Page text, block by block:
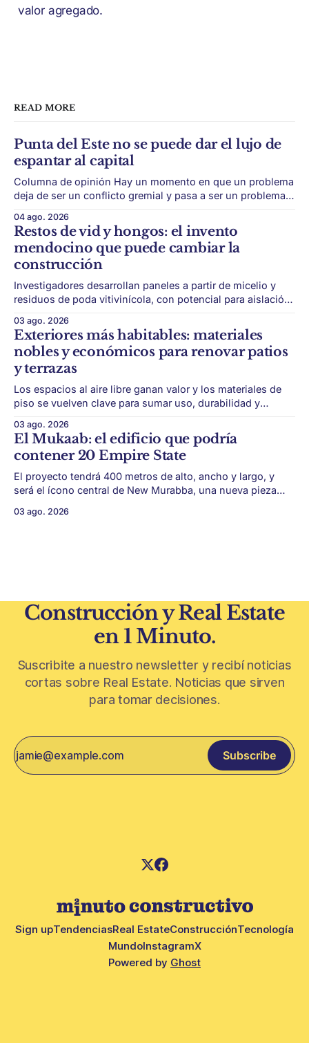
valor agregado.
READ MORE
Punta del Este no se puede dar el lujo de
espantar al capital
Columna de opinión Hay un momento en que un problema
deja de ser un conflicto gremial y pasa a ser un problema
sin rodeos: lo que está en juego en Punta del Este no es
una obra, ni una temporada,
04 ago. 2026
Restos de vid y hongos: el invento
mendocino que puede cambiar la
construcción
Investigadores desarrollan paneles a partir de micelio y
residuos de poda vitivinícola, con potencial para aislación
puede convertir un residuo vitivinícola en un material de
construcción. El desarrollo parte de restos de poda de vid
y micelio, la parte vegetativa de los
03 ago. 2026
Exteriores más habitables: materiales
nobles y económicos para renovar patios
y terrazas
Los espacios al aire libre ganan valor y los materiales de
piso se vuelven clave para sumar uso, durabilidad y
y terrazas se volvieron protagonistas de la vivienda.
Después de años en los que el exterior era visto como un
plus,
03 ago. 2026
El Mukaab: el edificio que podría
contener 20 Empire State
El proyecto tendrá 400 metros de alto, ancho y largo, y
será el ícono central de New Murabba, una nueva pieza
avanza con una de las obras más ambiciosas del
03 ago. 2026
Construcción y Real Estate
en 1 Minuto.
Suscribite a nuestro newsletter y recibí noticias
cortas sobre Real Estate. Noticias que sirven
para tomar decisiones.
Subscribe
Sign upTendenciasReal EstateConstrucciónTecnología
MundoInstagramX
Powered by Ghost